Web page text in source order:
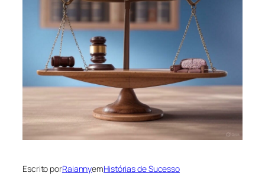
Escrito porRaiannyemHistórias de Sucesso